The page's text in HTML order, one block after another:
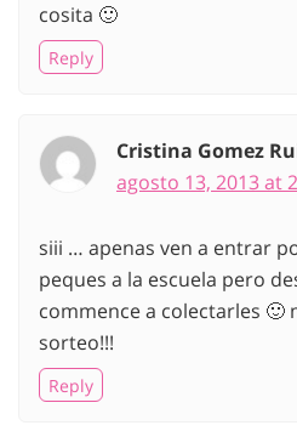
cosita 🙂
Reply
Cristina Gomez
agosto 13, 2013 at
siii … apenas ven a entrar
peques a la escuela pero
commence a colectarles 🙂
sorteo!!!
Reply